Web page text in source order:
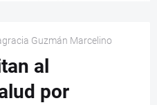
Guzmán Marcelino
al
por